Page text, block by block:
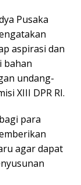
Pusaka
aspirasi dan
bahan
undang-
XIII DPR RI.
para
agar dapat